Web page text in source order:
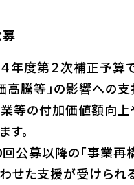
年度第２次補正予算
高騰等」の影響への
等の付加価値額向上
す。
公募以降の「事業再
せた支援が受けられ